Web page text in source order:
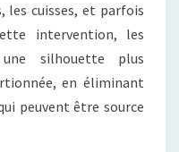
les cuisses, et parfois
intervention, les
silhouette plus
en éliminant
peuvent être source